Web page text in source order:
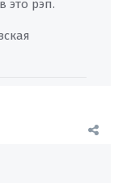
это рэп.